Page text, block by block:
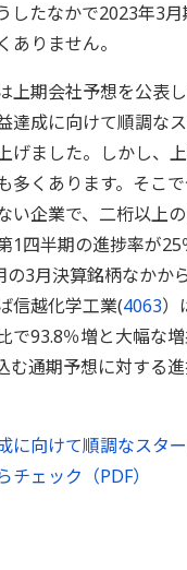
したなかで2023年3
ありません。
上期会社予想を公表
達成に向けて順調な
げました。しかし、
多くあります。そこ
い企業で、二桁以上
1四半期の進捗率が
3月決算銘柄なかか
信越化学工業(4063）
で93.8％増と大幅な
む通期予想に対する
に向けて順調なスタ
ェック（PDF）